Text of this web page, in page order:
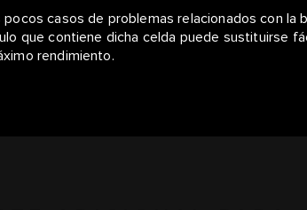
pocos casos de problemas relacionados con la
que contiene dicha celda puede sustituirse
rendimiento.